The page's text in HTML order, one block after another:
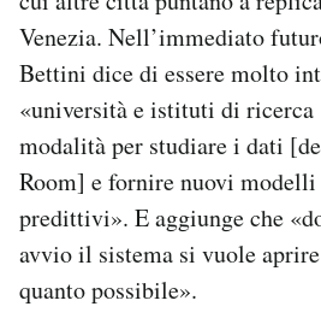
Venezia. Nell’immediato
Bettini dice di essere molto
«università e istituti di ricerca
modalità per studiare i dati
Room] e fornire nuovi
predittivi». E aggiunge che
avvio il sistema si vuole
quanto possibile».